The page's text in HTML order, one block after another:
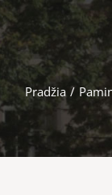
Pradžia /